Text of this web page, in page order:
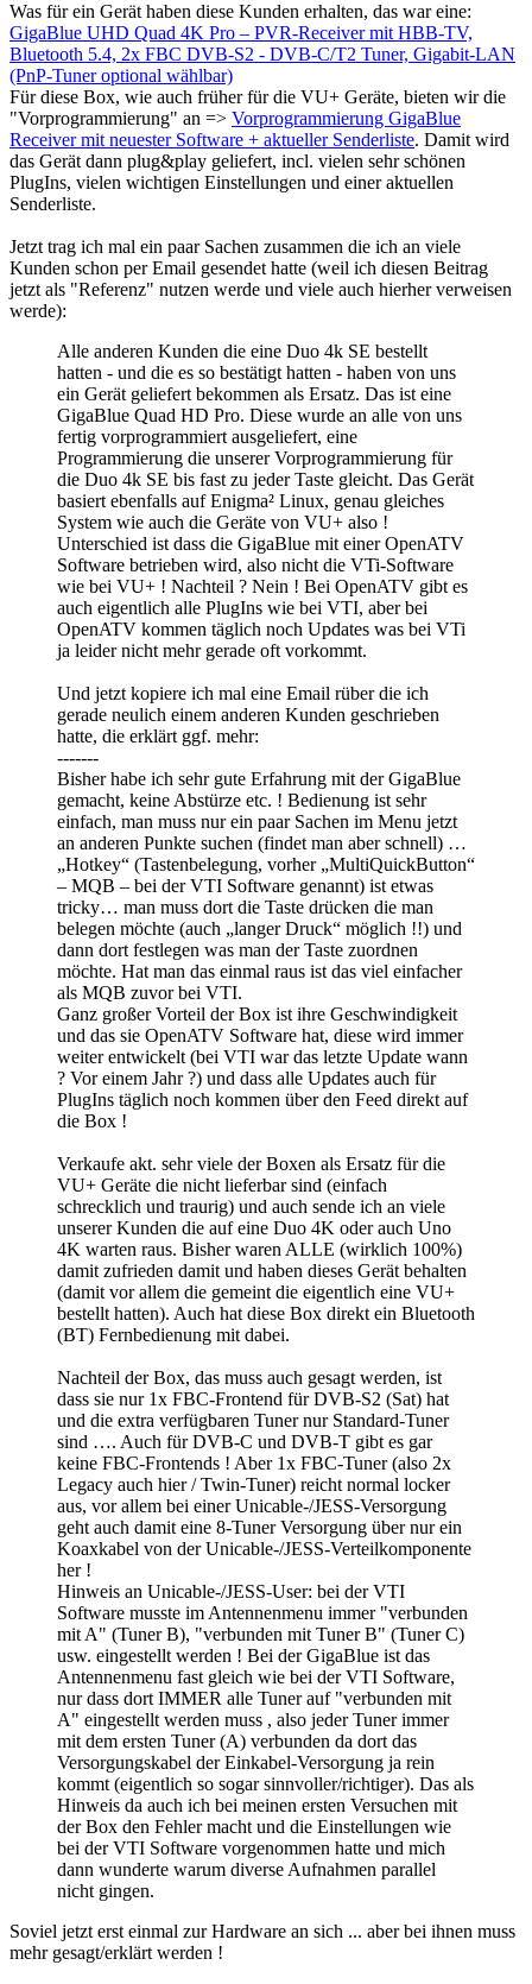
Was für ein Gerät haben diese Kunden erhalten, das war eine:
GigaBlue UHD Quad 4K Pro – PVR-Receiver mit HBB-TV,
Bluetooth 5.4, 2x FBC DVB-S2 - DVB-C/T2 Tuner, Gigabit-LAN
(PnP-Tuner optional wählbar)
Für diese Box, wie auch früher für die VU+ Geräte, bieten wir die
"Vorprogrammierung" an => Vorprogrammierung GigaBlue
Receiver mit neuester Software + aktueller Senderliste. Damit wird
das Gerät dann plug&play geliefert, incl. vielen sehr schönen
PlugIns, vielen wichtigen Einstellungen und einer aktuellen
Senderliste.
Jetzt trag ich mal ein paar Sachen zusammen die ich an viele
Kunden schon per Email gesendet hatte (weil ich diesen Beitrag
jetzt als "Referenz" nutzen werde und viele auch hierher verweisen
werde):
Alle anderen Kunden die eine Duo 4k SE bestellt
hatten - und die es so bestätigt hatten - haben von uns
ein Gerät geliefert bekommen als Ersatz. Das ist eine
GigaBlue Quad HD Pro. Diese wurde an alle von uns
fertig vorprogrammiert ausgeliefert, eine
Programmierung die unserer Vorprogrammierung für
die Duo 4k SE bis fast zu jeder Taste gleicht. Das Gerät
basiert ebenfalls auf Enigma² Linux, genau gleiches
System wie auch die Geräte von VU+ also !
Unterschied ist dass die GigaBlue mit einer OpenATV
Software betrieben wird, also nicht die VTi-Software
wie bei VU+ ! Nachteil ? Nein ! Bei OpenATV gibt es
auch eigentlich alle PlugIns wie bei VTI, aber bei
OpenATV kommen täglich noch Updates was bei VTi
ja leider nicht mehr gerade oft vorkommt.
Und jetzt kopiere ich mal eine Email rüber die ich
gerade neulich einem anderen Kunden geschrieben
hatte, die erklärt ggf. mehr:
-------
Bisher habe ich sehr gute Erfahrung mit der GigaBlue
gemacht, keine Abstürze etc. ! Bedienung ist sehr
einfach, man muss nur ein paar Sachen im Menu jetzt
an anderen Punkte suchen (findet man aber schnell) …
„Hotkey“ (Tastenbelegung, vorher „MultiQuickButton“
– MQB – bei der VTI Software genannt) ist etwas
tricky… man muss dort die Taste drücken die man
belegen möchte (auch „langer Druck“ möglich !!) und
dann dort festlegen was man der Taste zuordnen
möchte. Hat man das einmal raus ist das viel einfacher
als MQB zuvor bei VTI.
Ganz großer Vorteil der Box ist ihre Geschwindigkeit
und das sie OpenATV Software hat, diese wird immer
weiter entwickelt (bei VTI war das letzte Update wann
? Vor einem Jahr ?) und dass alle Updates auch für
PlugIns täglich noch kommen über den Feed direkt auf
die Box !
Verkaufe akt. sehr viele der Boxen als Ersatz für die
VU+ Geräte die nicht lieferbar sind (einfach
schrecklich und traurig) und auch sende ich an viele
unserer Kunden die auf eine Duo 4K oder auch Uno
4K warten raus. Bisher waren ALLE (wirklich 100%)
damit zufrieden damit und haben dieses Gerät behalten
(damit vor allem die gemeint die eigentlich eine VU+
bestellt hatten). Auch hat diese Box direkt ein Bluetooth
(BT) Fernbedienung mit dabei.
Nachteil der Box, das muss auch gesagt werden, ist
dass sie nur 1x FBC-Frontend für DVB-S2 (Sat) hat
und die extra verfügbaren Tuner nur Standard-Tuner
sind …. Auch für DVB-C und DVB-T gibt es gar
keine FBC-Frontends ! Aber 1x FBC-Tuner (also 2x
Legacy auch hier / Twin-Tuner) reicht normal locker
aus, vor allem bei einer Unicable-/JESS-Versorgung
geht auch damit eine 8-Tuner Versorgung über nur ein
Koaxkabel von der Unicable-/JESS-Verteilkomponente
her !
Hinweis an Unicable-/JESS-User: bei der VTI
Software musste im Antennenmenu immer "verbunden
mit A" (Tuner B), "verbunden mit Tuner B" (Tuner C)
usw. eingestellt werden ! Bei der GigaBlue ist das
Antennenmenu fast gleich wie bei der VTI Software,
nur dass dort IMMER alle Tuner auf "verbunden mit
A" eingestellt werden muss , also jeder Tuner immer
mit dem ersten Tuner (A) verbunden da dort das
Versorgungskabel der Einkabel-Versorgung ja rein
kommt (eigentlich so sogar sinnvoller/richtiger). Das als
Hinweis da auch ich bei meinen ersten Versuchen mit
der Box den Fehler macht und die Einstellungen wie
bei der VTI Software vorgenommen hatte und mich
dann wunderte warum diverse Aufnahmen parallel
nicht gingen.
Soviel jetzt erst einmal zur Hardware an sich ... aber bei ihnen muss
mehr gesagt/erklärt werden !